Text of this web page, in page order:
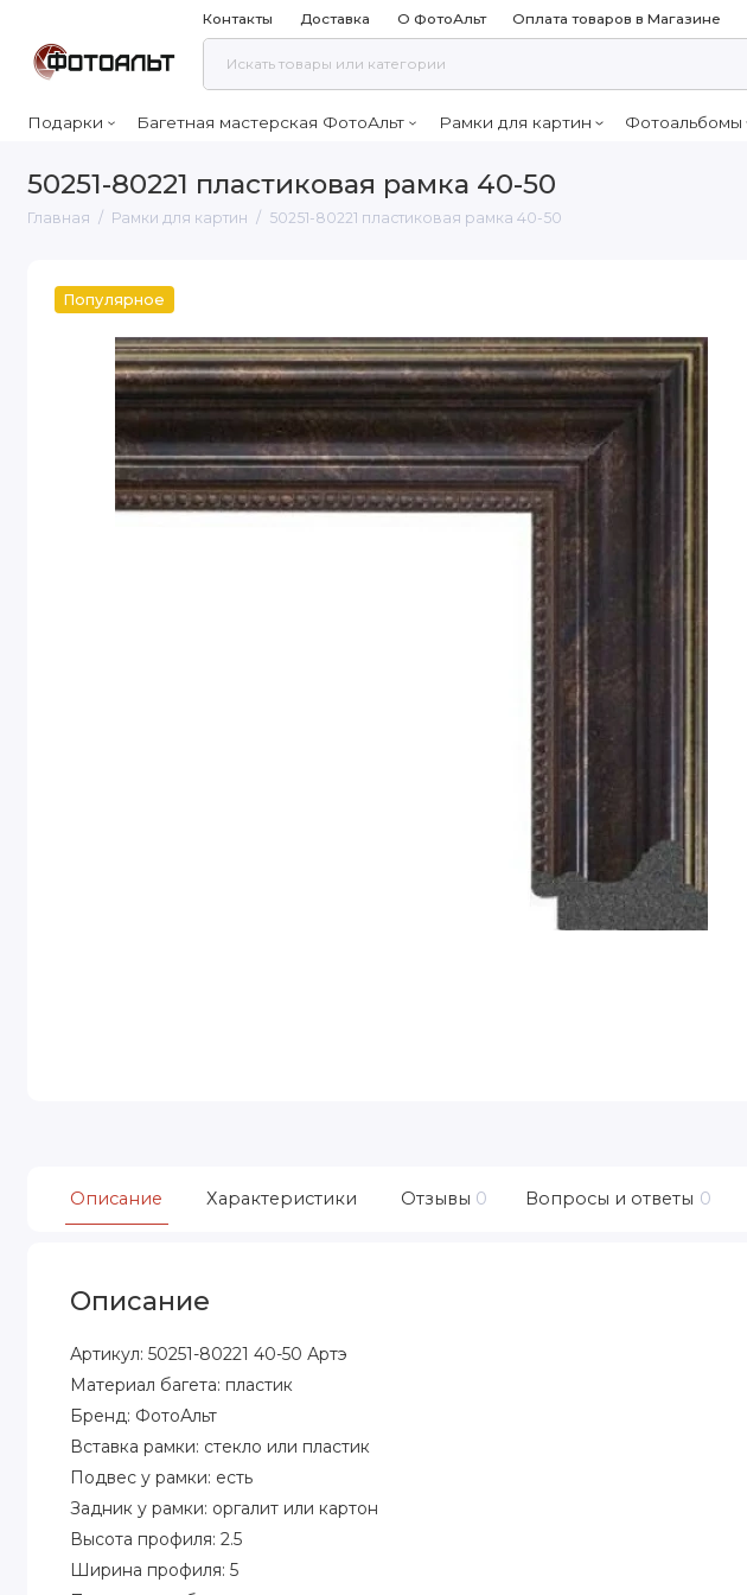
Контакты Доставка О ФотоАльт Оплата товаров в Магазине
Подарки Багетная мастерская ФотоАльт Рамки для картин Фотоальбомы
50251-80221 пластиковая рамка 40-50
Главная Рамки для картин 50251-80221 пластиковая рамка 40-50
Популярное
Описание Характеристики Отзывы 0 Вопросы и ответы 0
Описание
Артикул: 50251-80221 40-50 Артэ
Материал багета: пластик
Бренд: ФотоАльт
Вставка рамки: стекло или пластик
Подвес у рамки: есть
Задник у рамки: оргалит или картон
Высота профиля: 2.5
Ширина профиля: 5